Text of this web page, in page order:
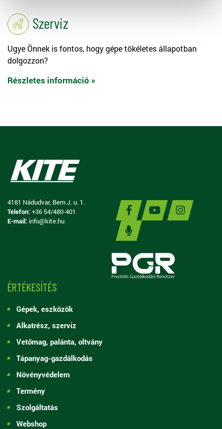
Szerviz
Ugye Önnek is fontos, hogy gépe tökéletes állapotban
dolgozzon?
Részletes információ »
4181 Nádudvar, Bem J. u. 1.
Telefon: +36 54/480-401
E-mail: info@kite.hu
ÉRTÉKESÍTÉS
Gépek, eszközök
Alkatrész, szerviz
Vetőmag, palánta, oltvány
Tápanyag-gazdálkodás
Növényvédelem
Termény
Szolgáltatás
Webshop